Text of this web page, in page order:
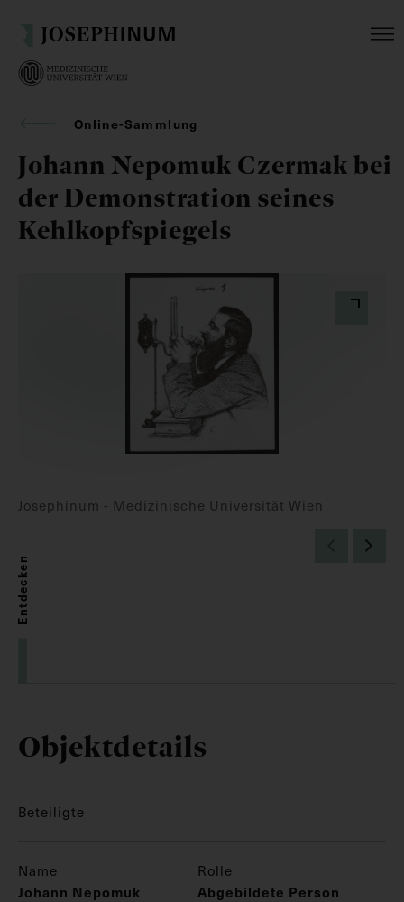
Online-Sammlung
Johann Nepomuk Czermak bei
der Demonstration seines
Kehlkopfspiegels
Josephinum - Medizinische Universität Wien
Entdecken
Objektdetails
Beteiligte
Name Rolle
Johann Nepomuk
Abgebildete Person